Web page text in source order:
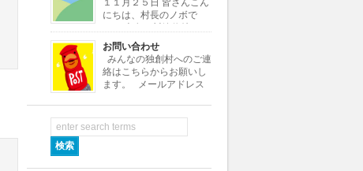
にちは、村長のノボで
す。 本名は川嶋信雄とい
いますが、小さい頃ノブオがなまって
ノボちゃんといわれていたので、この
村ではノボ村長にしました。 さて私
はある小さな会社の社長をし […]
お問い合わせ
みんなの独創村へのご連
絡はこちらからお願いし
ます。 メールアドレス
して下さい。 村役場では村つくり
[…]